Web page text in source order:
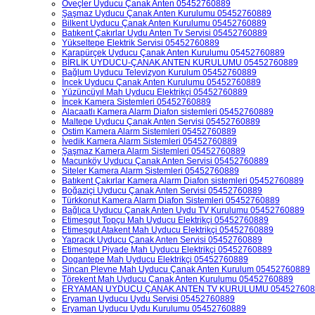
Öveçler Uyducu Çanak Anten 05452760889
Şaşmaz Uyducu Çanak Anten Kurulumu 05452760889
Bilkent Uyducu Çanak Anten Kurulumu 05452760889
Batıkent Çakırlar Uydu Anten Tv Servisi 05452760889
Yükseltepe Elektrik Servisi 05452760889
Karapürçek Uyducu Çanak Anten Kurulumu 05452760889
BİRLİK UYDUCU-ÇANAK ANTEN KURULUMU 05452760889
Bağlum Uyducu Televizyon Kurulum 05452760889
İncek Uyducu Çanak Anten Kurulumu 05452760889
Yüzüncüyıl Mah Uyducu Elektrikçi 05452760889
İncek Kamera Sistemleri 05452760889
Alacaatlı Kamera Alarm Diafon sistemleri 05452760889
Maltepe Uyducu Çanak Anten Servisi 05452760889
Ostim Kamera Alarm Sistemleri 05452760889
İvedik Kamera Alarm Sistemleri 05452760889
Şaşmaz Kamera Alarm Sistemleri 05452760889
Macunköy Uyducu Çanak Anten Servisi 05452760889
Siteler Kamera Alarm Sistemleri 05452760889
Batıkent Çakırlar Kamera Alarm Diafon sistemleri 05452760889
Boğaziçi Uyducu Çanak Anten Servisi 05452760889
Türkkonut Kamera Alarm Diafon Sistemleri 05452760889
Bağlıca Uyducu Çanak Anten Uydu TV Kurulumu 05452760889
Etimesgut Topçu Mah Uyducu Elektrikçi 05452760889
Etimesgut Atakent Mah Uyducu Elektrikçi 05452760889
Yapracık Uyducu Çanak Anten Servisi 05452760889
Etimesgut Piyade Mah Uyducu Elektrikçi 05452760889
Dogantepe Mah Uyducu Elektrikçi 05452760889
Sincan Plevne Mah Uyducu Çanak Anten Kurulum 05452760889
Törekent Mah Uyducu Çanak Anten Kurulumu 05452760889
ERYAMAN UYDUCU ÇANAK ANTEN TV KURULUMU
Eryaman Uyducu Uydu Servisi 05452760889
Eryaman Uyducu Uydu Kurulumu 05452760889